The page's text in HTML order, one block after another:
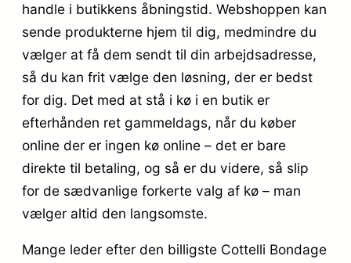
handle i butikkens åbningstid. Webshoppen kan
sende produkterne hjem til dig, medmindre du
vælger at få dem sendt til din arbejdsadresse,
så du kan frit vælge den løsning, der er bedst
for dig. Det med at stå i kø i en butik er
efterhånden ret gammeldags, når du køber
online der er ingen kø online – det er bare
direkte til betaling, og så er du videre, så slip
for de sædvanlige forkerte valg af kø – man
vælger altid den langsomste.
Mange leder efter den billigste Cottelli Bondage